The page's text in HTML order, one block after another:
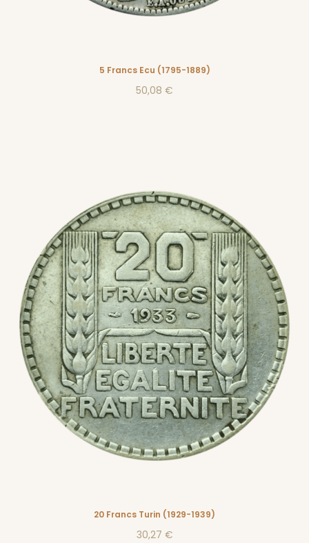
5 Francs Ecu (1795-1889)
50,08 €
20 Francs Turin (1929-1939)
30,27 €